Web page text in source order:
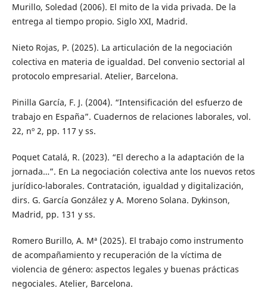
Murillo, Soledad (2006). El mito de la vida privada. De la
entrega al tiempo propio. Siglo XXI, Madrid.
Nieto Rojas, P. (2025). La articulación de la negociación
colectiva en materia de igualdad. Del convenio sectorial al
protocolo empresarial. Atelier, Barcelona.
Pinilla García, F. J. (2004). “Intensificación del esfuerzo de
trabajo en España”. Cuadernos de relaciones laborales, vol.
22, nº 2, pp. 117 y ss.
Poquet Catalá, R. (2023). “El derecho a la adaptación de la
jornada…”. En La negociación colectiva ante los nuevos retos
jurídico-laborales. Contratación, igualdad y digitalización,
dirs. G. García González y A. Moreno Solana. Dykinson,
Madrid, pp. 131 y ss.
Romero Burillo, A. Mª (2025). El trabajo como instrumento
de acompañamiento y recuperación de la víctima de
violencia de género: aspectos legales y buenas prácticas
negociales. Atelier, Barcelona.